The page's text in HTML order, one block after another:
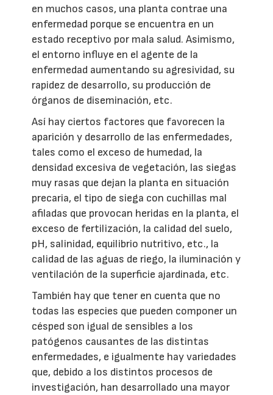
en muchos casos, una planta contrae una
enfermedad porque se encuentra en un
estado receptivo por mala salud. Asimismo,
el entorno influye en el agente de la
enfermedad aumentando su agresividad, su
rapidez de desarrollo, su producción de
órganos de diseminación, etc.
Así hay ciertos factores que favorecen la
aparición y desarrollo de las enfermedades,
tales como el exceso de humedad, la
densidad excesiva de vegetación, las siegas
muy rasas que dejan la planta en situación
precaria, el tipo de siega con cuchillas mal
afiladas que provocan heridas en la planta, el
exceso de fertilización, la calidad del suelo,
pH, salinidad, equilibrio nutritivo, etc., la
calidad de las aguas de riego, la iluminación y
ventilación de la superficie ajardinada, etc.
También hay que tener en cuenta que no
todas las especies que pueden componer un
césped son igual de sensibles a los
patógenos causantes de las distintas
enfermedades, e igualmente hay variedades
que, debido a los distintos procesos de
investigación, han desarrollado una mayor